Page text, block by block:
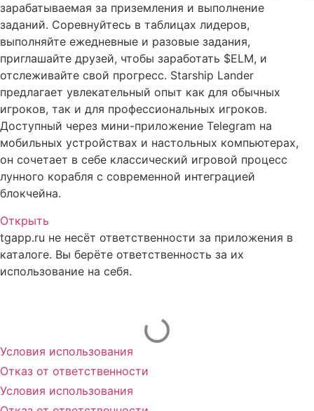
зарабатываемая за приземления и выполнение
заданий. Соревнуйтесь в таблицах лидеров,
выполняйте ежедневные и разовые задания,
приглашайте друзей, чтобы заработать $ELM, и
отслеживайте свой прогресс. Starship Lander
предлагает увлекательный опыт как для обычных
игроков, так и для профессиональных игроков.
Доступный через мини-приложение Telegram на
мобильных устройствах и настольных компьютерах,
он сочетает в себе классический игровой процесс
лунного корабля с современной интеграцией
блокчейна.
Открыть
tgapp.ru не несёт ответственности за приложения в
каталоге. Вы берёте ответственность за их
использование на себя.
Условия использования
Отказ от ответственности
Условия использования